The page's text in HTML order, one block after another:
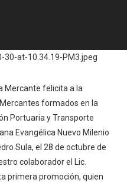
Mercante felicita a la
formados en la
Portuaria y Transporte
Evangélica Nuevo Milenio
Sula, el 28 de octubre de
colaborador el Lic.
primera promoción, quien